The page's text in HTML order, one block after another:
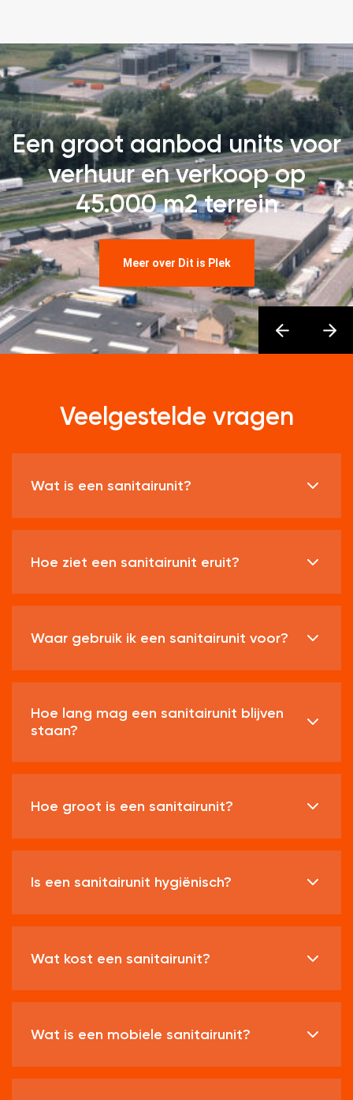
Een groot aanbod units voor
verhuur en verkoop op
45.000 m2 terrein
Meer over Dit is Plek
Veelgestelde vragen
Wat is een sanitairunit?
Hoe ziet een sanitairunit eruit?
Waar gebruik ik een sanitairunit voor?
Hoe lang mag een sanitairunit blijven
staan?
Hoe groot is een sanitairunit?
Is een sanitairunit hygiënisch?
Wat kost een sanitairunit?
Wat is een mobiele sanitairunit?